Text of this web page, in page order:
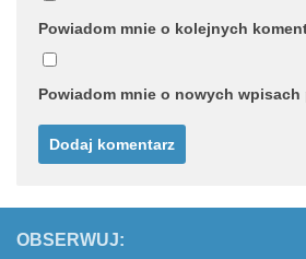
Powiadom mnie o kolejnych
Powiadom mnie o nowych wpisach
OBSERWUJ: